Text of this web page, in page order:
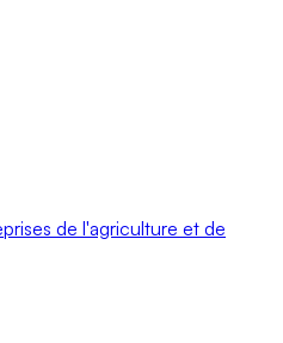
de l'agriculture et de